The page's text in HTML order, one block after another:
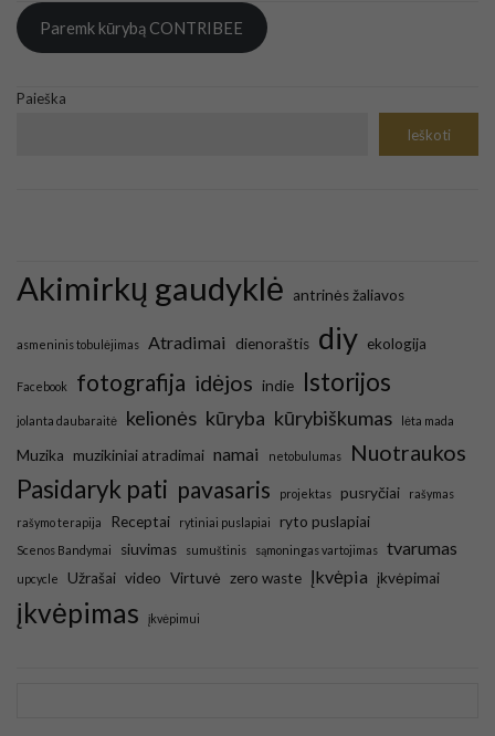
Paremk kūrybą CONTRIBEE
Paieška
Ieškoti
Akimirkų gaudyklė antrinės žaliavos
asmeninis tobulėjimas Atradimai dienoraštis diy ekologija
Facebook fotografija idėjos indie Istorijos
jolanta daubaraitė kelionės kūryba kūrybiškumas lėta mada
Muzika muzikiniai atradimai namai netobulumas Nuotraukos
Pasidaryk pati pavasaris projektas pusryčiai
rašymas
rašymo terapija
Receptai rytiniai puslapiai ryto puslapiai
Scenos Bandymai siuvimas sumuštinis sąmoningas vartojimas tvarumas
upcycle Užrašai video Virtuvė zero waste Įkvėpia įkvėpimai
įkvėpimas įkvėpimui